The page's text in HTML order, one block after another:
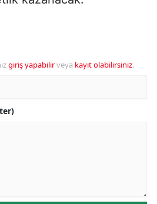
giriş yapabilirveya kayıt olabilirsiniz.